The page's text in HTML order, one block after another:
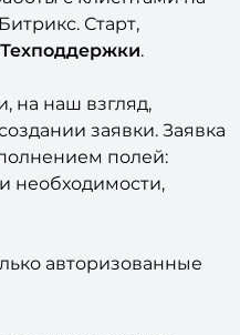
Является
с клиентами на
Старт,
на наш взгляд,
заявки. Заявка
полей:
необходимости,
авторизованные